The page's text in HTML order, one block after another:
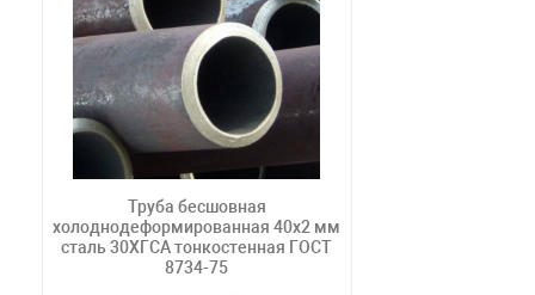
Труба бесшовная
холоднодеформированная 40х2 мм
сталь 30ХГСА тонкостенная ГОСТ
8734-75